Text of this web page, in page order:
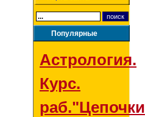
Популярные
Астрология.
Курс.
раб."Цепочки